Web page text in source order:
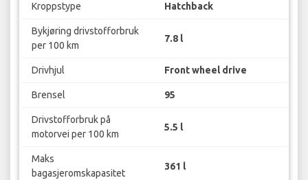
Kroppstype Hatchback
Bykjøring drivstofforbruk
per 100 km
7.8 l
Drivhjul Front wheel drive
Brensel 95
Drivstofforbruk på
motorvei per 100 km
5.5 l
Maks
bagasjeromskapasitet
361 l